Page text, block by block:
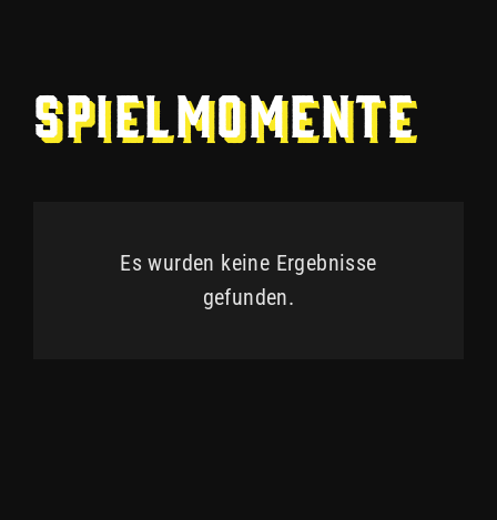
Spielmomente
Es wurden keine Ergebnisse
gefunden.